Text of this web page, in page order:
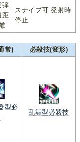
弾
距
スナイプ可 発射時
停止
常) 必殺技(変形)
型必
乱舞型必殺技